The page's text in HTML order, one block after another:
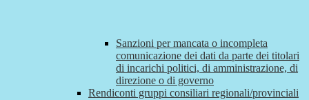
Sanzioni per mancata o incompleta
comunicazione dei dati da parte dei titolari
di incarichi politici, di amministrazione, di
direzione o di governo
Rendiconti gruppi consiliari regionali/provinciali